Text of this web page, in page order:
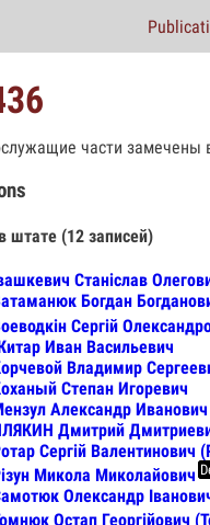
части замечены
штате (12 записей)
Станіслав
Богдан
Сергій
Иван Васильевич
Владимир
Степан Игоревич
Александр Иванович
Дмитрий
Сергій Валентинович
Микола Миколайович
Олександр
Остап Георгійович